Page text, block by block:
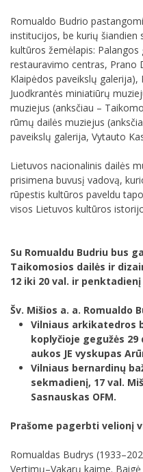
Romualdo Budrio
institucijos, be kurių šiandien
kultūros žemėlapis:
restauravimo centras, Prano
Klaipėdos paveikslų
Juodkrantės miniatiūrų
muziejus (anksčiau –
rūmų dailės muziejus
paveikslų galerija, Vytauto
Lietuvos nacionalinis dailės
prisimena buvusį vadovą,
rūpestis kultūros paveldu
visos Lietuvos kultūros
Su Romualdu Budriu bus
Taikomosios dailės ir
12 iki 20 val. ir penktadienį
Šv. Mišios a. a. Romualdo
Vilniaus arkikatedros
koplyčioje gegužės
aukos JE vyskupas
Vilniaus bernardinų
sekmadienį, 17 val.
Sasnauskas OFM.
Prašome pagerbti velionį
Romualdas Budrys
Vertimų–Vakarų kaime.